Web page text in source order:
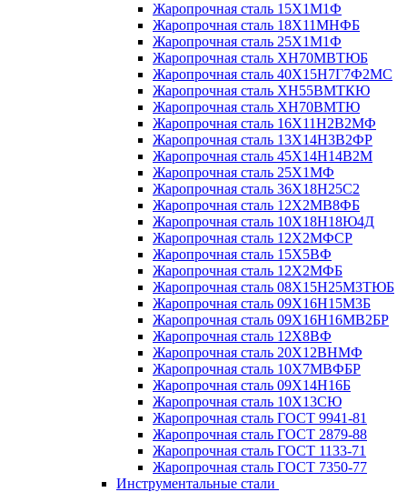
Жаропрочная сталь 15Х1М1Ф
Жаропрочная сталь 18Х11МНФБ
Жаропрочная сталь 25Х1М1Ф
Жаропрочная сталь ХН70МВТЮБ
Жаропрочная сталь 40Х15Н7Г7Ф2МС
Жаропрочная сталь ХН55ВМТКЮ
Жаропрочная сталь ХН70ВМТЮ
Жаропрочная сталь 16Х11Н2В2МФ
Жаропрочная сталь 13Х14Н3В2ФР
Жаропрочная сталь 45Х14Н14В2М
Жаропрочная сталь 25Х1МФ
Жаропрочная сталь 36Х18Н25С2
Жаропрочная сталь 12Х2МВ8ФБ
Жаропрочная сталь 10Х18Н18Ю4Д
Жаропрочная сталь 12Х2МФСР
Жаропрочная сталь 15Х5ВФ
Жаропрочная сталь 12Х2МФБ
Жаропрочная сталь 08Х15Н25М3ТЮБ
Жаропрочная сталь 09Х16Н15М3Б
Жаропрочная сталь 09Х16Н16МВ2БР
Жаропрочная сталь 12Х8ВФ
Жаропрочная сталь 20Х12ВНМФ
Жаропрочная сталь 10Х7МВФБР
Жаропрочная сталь 09Х14Н16Б
Жаропрочная сталь 10Х13СЮ
Жаропрочная сталь ГОСТ 9941-81
Жаропрочная сталь ГОСТ 2879-88
Жаропрочная сталь ГОСТ 1133-71
Жаропрочная сталь ГОСТ 7350-77
Инструментальные стали